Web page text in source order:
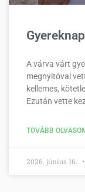
A várva várt
megnyitóval
kellemes,
Ezután vette
TOVÁBB
2026. június 16.